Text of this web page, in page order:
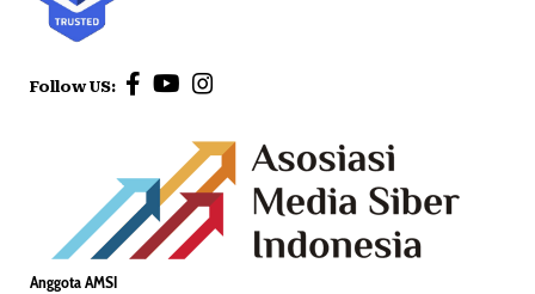
Follow US:
Anggota AMSI